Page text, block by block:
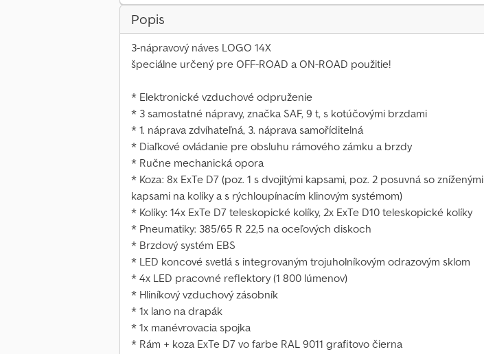
Popis
3-nápravový náves LOGO 14X
špeciálne určený pre OFF-ROAD a ON-ROAD použitie!
* Elektronické vzduchové odpruženie
* 3 samostatné nápravy, značka SAF, 9 t, s kotúčovými brzdami
* 1. náprava zdvíhateľná, 3. náprava samoříditelná
* Diaľkové ovládanie pre obsluhu rámového zámku a brzdy
* Ručne mechanická opora
* Koza: 8x ExTe D7 (poz. 1 s dvojitými kapsami, poz. 2 posuvná so zníženými
kapsami na kolíky a s rýchloupínacím klinovým systémom)
* Kolíky: 14x ExTe D7 teleskopické kolíky, 2x ExTe D10 teleskopické kolíky
* Pneumatiky: 385/65 R 22,5 na oceľových diskoch
* Brzdový systém EBS
* LED koncové svetlá s integrovaným trojuholníkovým odrazovým sklom
* 4x LED pracovné reflektory (1 800 lúmenov)
* Hliníkový vzduchový zásobník
* 1x lano na drapák
* 1x manévrovacia spojka
* Rám + koza ExTe D7 vo farbe RAL 9011 grafitovo čierna